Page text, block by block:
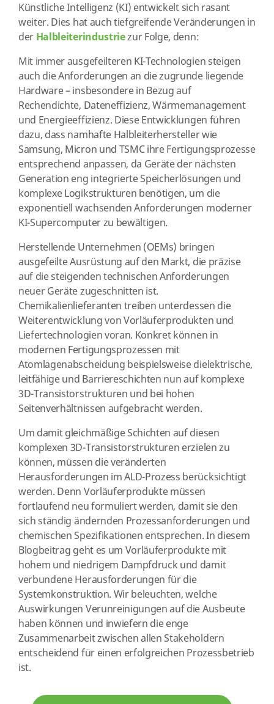
Künstliche Intelligenz (KI) entwickelt sich rasant
weiter. Dies hat auch tiefgreifende Veränderungen in
der Halbleiterindustriezur Folge, denn:
Mit immer ausgefeilteren KI-Technologien steigen
auch die Anforderungen an die zugrunde liegende
Hardware – insbesondere in Bezug auf
Rechendichte, Dateneffizienz, Wärmemanagement
und Energieeffizienz. Diese Entwicklungen führen
dazu, dass namhafte Halbleiterhersteller wie
Samsung, Micron und TSMC ihre Fertigungsprozesse
entsprechend anpassen, da Geräte der nächsten
Generation eng integrierte Speicherlösungen und
komplexe Logikstrukturen benötigen, um die
exponentiell wachsenden Anforderungen moderner
KI-Supercomputer zu bewältigen.
Herstellende Unternehmen (OEMs) bringen
ausgefeilte Ausrüstung auf den Markt, die präzise
auf die steigenden technischen Anforderungen
neuer Geräte zugeschnitten ist.
Chemikalienlieferanten treiben unterdessen die
Weiterentwicklung von Vorläuferprodukten und
Liefertechnologien voran. Konkret können in
modernen Fertigungsprozessen mit
Atomlagenabscheidung beispielsweise dielektrische,
leitfähige und Barriereschichten nun auf komplexe
3D-Transistorstrukturen und bei hohen
Seitenverhältnissen aufgebracht werden.
Um damit gleichmäßige Schichten auf diesen
komplexen 3D-Transistorstrukturen erzielen zu
können, müssen die veränderten
Herausforderungen im ALD-Prozess berücksichtigt
werden. Denn Vorläuferprodukte müssen
fortlaufend neu formuliert werden, damit sie den
sich ständig ändernden Prozessanforderungen und
chemischen Spezifikationen entsprechen. In diesem
Blogbeitrag geht es um Vorläuferprodukte mit
hohem und niedrigem Dampfdruck und damit
verbundene Herausforderungen für die
Systemkonstruktion. Wir beleuchten, welche
Auswirkungen Verunreinigungen auf die Ausbeute
haben können und inwiefern die enge
Zusammenarbeit zwischen allen Stakeholdern
entscheidend für einen erfolgreichen Prozessbetrieb
ist.